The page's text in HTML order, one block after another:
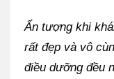
Ấn tượng khi
rất đẹp và vô
điều dưỡng đều